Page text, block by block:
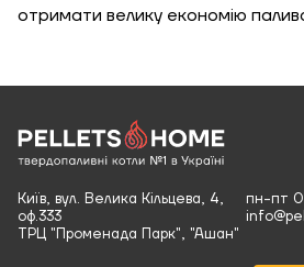
отримати велику економію
Київ, вул. Велика Кільцева, 4,
оф.333
ТРЦ "Променада Парк", "Ашан"
пн-пт